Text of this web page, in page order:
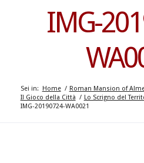
IMG-
Sei in: Home / Roman Mansion of
Il Gioco della Città / Lo Scrigno del
IMG-20190724-WA0021